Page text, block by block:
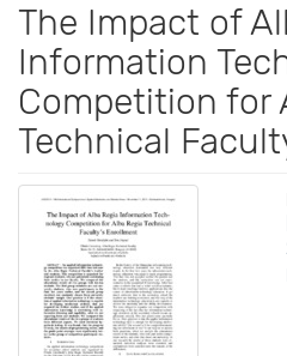
The Impact of
Information
Competition for
Technical